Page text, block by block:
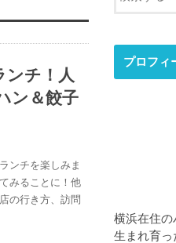
ンチ！人
ン＆餃子
ンチを楽しみま
みることに！他
の行き方、訪問
プロフィ
横浜在住の
生まれ育